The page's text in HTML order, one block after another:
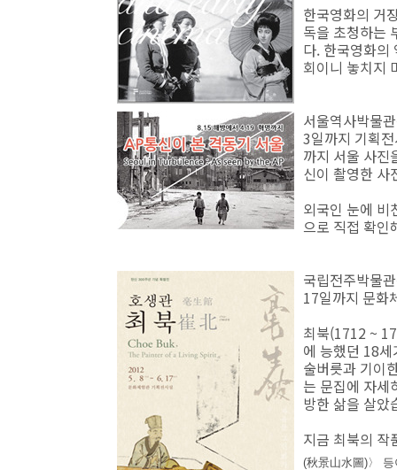
한국영화의 거
독을 초청하는
다. 한국영화의
회이니 놓치지
서울역사박물
3일까지 기획
까지 서울 사진
신이 촬영한 사
외국인 눈에 비
으로 직접 확
국립전주박물
17일까지 문화
최북(1712 ~
에 능했던 18
술버릇과 기이
는 문집에 자세
방한 삶을 살았
지금 최북의 작
(秋景山水圖)〉